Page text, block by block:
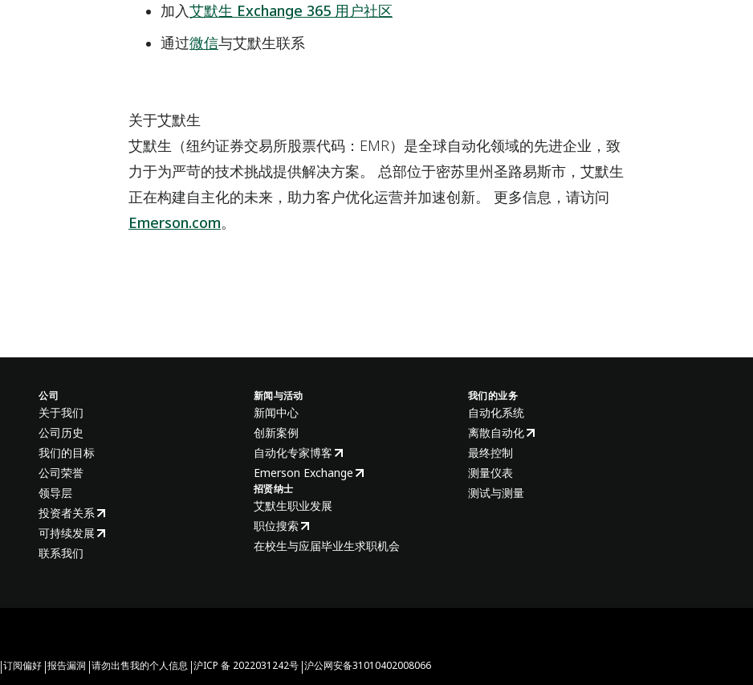
加入艾默生 Exchange 365 用户社区
通过微信与艾默生联系
关于艾默生
艾默生（纽约证券交易所股票代码：EMR）是全球自动化领域的先进企业，致
力于为严苛的技术挑战提供解决方案。 总部位于密苏里州圣路易斯市，艾默生
正在构建自主化的未来，助力客户优化运营并加速创新。 更多信息，请访问
Emerson.com。
公司
关于我们
公司历史
我们的目标
公司荣誉
领导层
投资者关系
可持续发展
联系我们
新闻与活动
新闻中心
创新案例
自动化专家博客
Emerson Exchange
招贤纳士
艾默生职业发展
职位搜索
在校生与应届毕业生求职机会
我们的业务
自动化系统
离散自动化
最终控制
测量仪表
测试与测量
|订阅偏好 |报告漏洞 |请勿出售我的个人信息 |沪ICP 备 2022031242号 |沪公网安备31010402008066